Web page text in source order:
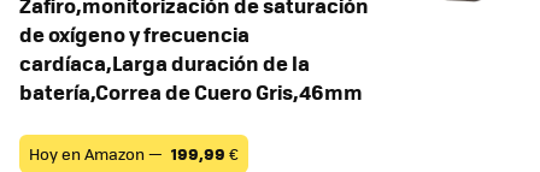
de oxígeno y frecuencia
cardíaca,Larga duración de la
batería,Correa de Cuero Gris,46mm
Hoy en Amazon — 199,99 €